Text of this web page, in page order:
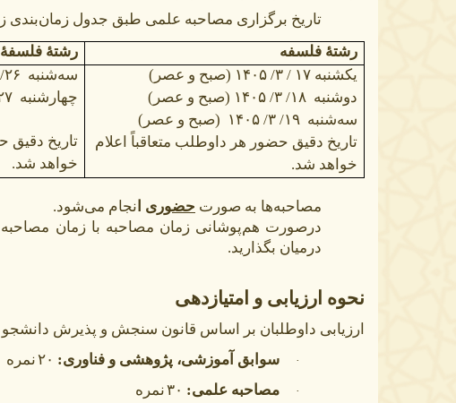
تاریخ برگزاری مصاحبه علمی طبق جدول زمان‌بندی
رشتۀ فلسفه
رشتۀ
یکشنبه ۱۷ / ۳/ ۱۴۰۵ (صبح و عصر)
دوشنبه
(صبح و عصر)
سه‌شنبه
(صبح و عصر)
تاریخ دقیق حضور هر داوطلب متعاقباً اعلام
خواهد شد.
سه‌شنبه
چهارشنبه ۲۷/ ۳/ ۱۴۰۵
تاریخ دقیق
خواهد شد.
مصاحبه‌ها به صورت حضوری نجام می‌شود.
درصورت هم‌پوشانی زمان مصاحبه با زمان
درمیان بگذارید.
نحوه ارزیابی و امتیازدهی
ارزیابی داوطلبان بر اساس قانون سنجش و پذیرش
· سوابق آموزشی، پژوهشی و فناوری: ۲۰نمره
· مصاحبه علمی: ۳۰نمره